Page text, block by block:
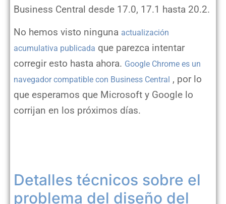
Business Central desde 17.0, 17.1 hasta 20.2.
No hemos visto ninguna actualización
acumulativa publicada que parezca intentar
corregir esto hasta ahora. Google Chrome es un
navegador compatible con Business Central , por lo
que esperamos que Microsoft y Google lo
corrijan en los próximos días.
Detalles técnicos sobre el
problema del diseño del